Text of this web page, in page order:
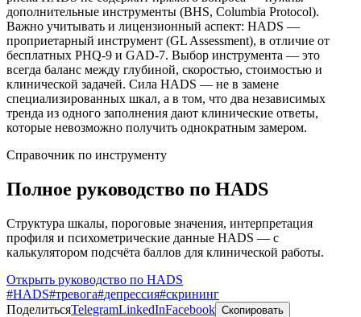
дополнительные инструменты (BHS, Columbia Protocol).
Важно учитывать и лицензионный аспект: HADS —
проприетарный инструмент (GL Assessment), в отличие от
бесплатных PHQ-9 и GAD-7. Выбор инструмента — это
всегда баланс между глубиной, скоростью, стоимостью и
клинической задачей. Сила HADS — не в замене
специализированных шкал, а в том, что два независимых
тренда из одного заполнения дают клинические ответы,
которые невозможно получить однократным замером.
Справочник по инструменту
Полное руководство по HADS
Структура шкалы, пороговые значения, интерпретация
профиля и психометрические данные HADS — с
калькулятором подсчёта баллов для клинической работы.
Открыть руководство по HADS
#HADS#тревога#депрессия#скрининг
ПоделитьсяTelegramLinkedInFacebook Скопировать